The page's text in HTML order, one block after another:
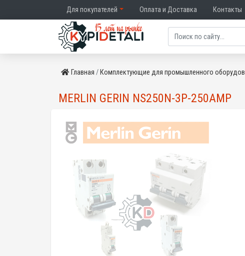
Для покупателей Оплата и Доставка Контакты
Главная Комплектующие для промышленного
MERLIN GERIN NS250N-3P-250AMP